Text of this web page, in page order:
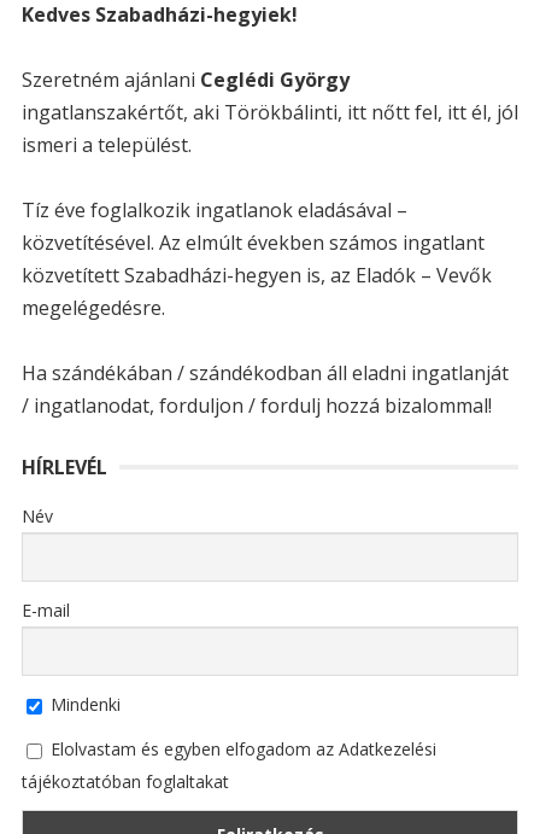
Kedves Szabadházi-hegyiek!
Szeretném ajánlani Ceglédi György
ingatlanszakértőt, aki Törökbálinti, itt nőtt fel, itt él, jól
ismeri a települést.
Tíz éve foglalkozik ingatlanok eladásával –
közvetítésével. Az elmúlt években számos ingatlant
közvetített Szabadházi-hegyen is, az Eladók – Vevők
megelégedésre.
Ha szándékában / szándékodban áll eladni ingatlanját
/ ingatlanodat, forduljon / fordulj hozzá bizalommal!
HÍRLEVÉL
Név
E-mail
Mindenki
Elolvastam és egyben elfogadom az Adatkezelési
tájékoztatóban foglaltakat